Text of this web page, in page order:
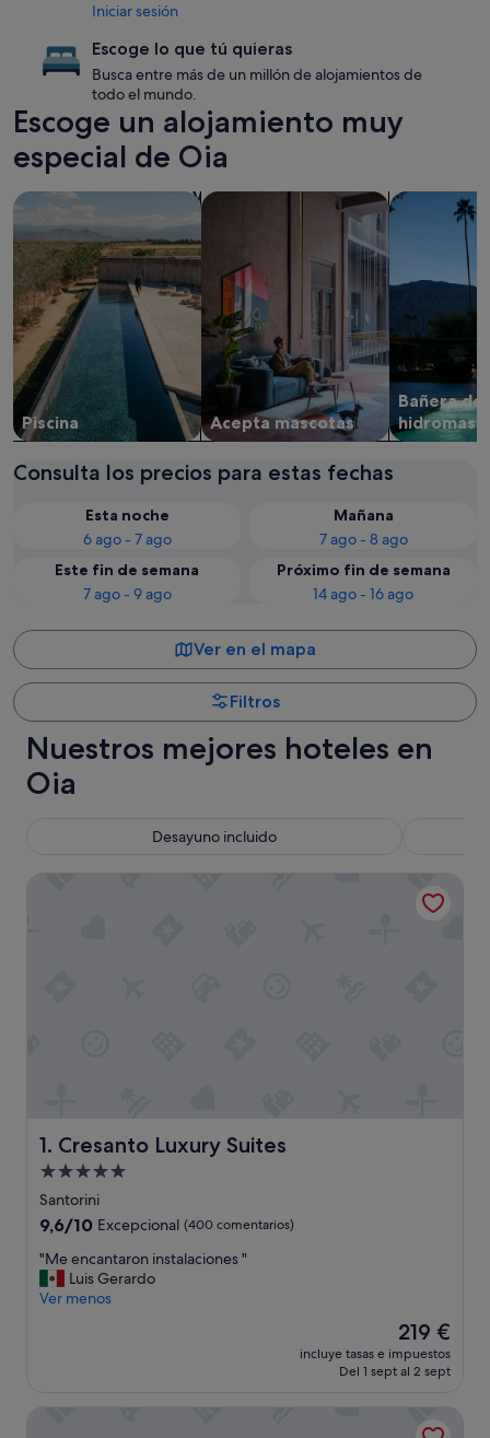
Iniciar sesión
Escoge lo que tú quieras
Busca entre más de un millón de alojamientos de
todo el mundo.
Escoge un alojamiento muy
especial de Oia
Piscina
Buscar alojamientos con piscina
Acepta mascotas
Buscar alojamientos que aceptan
Bañera de
Buscar
Consulta los precios para estas fechas
Esta noche
6 ago - 7 ago
Mañana
7 ago - 8 ago
Este fin de semana
7 ago - 9 ago
Próximo fin de semana
14 ago - 16 ago
Ver en el mapa
Filtros
Nuestros mejores hoteles en
Oia
Desayuno incluido
1. Cresanto Luxury Suites
Cresanto Luxury Suites
Alojamiento
de
5.0 estrellas
Santorini
9.6
10,
Excepcional,
(400 comentarios)
9,6/10 Excepcional (400 comentarios)
"
M
e
"Me encantaron instalaciones "
Luis Gerardo
Ver menos
El
precio
actual
de
219 €
219 €
incluye tasas e impuestos
Del 1 sept al 2 sept